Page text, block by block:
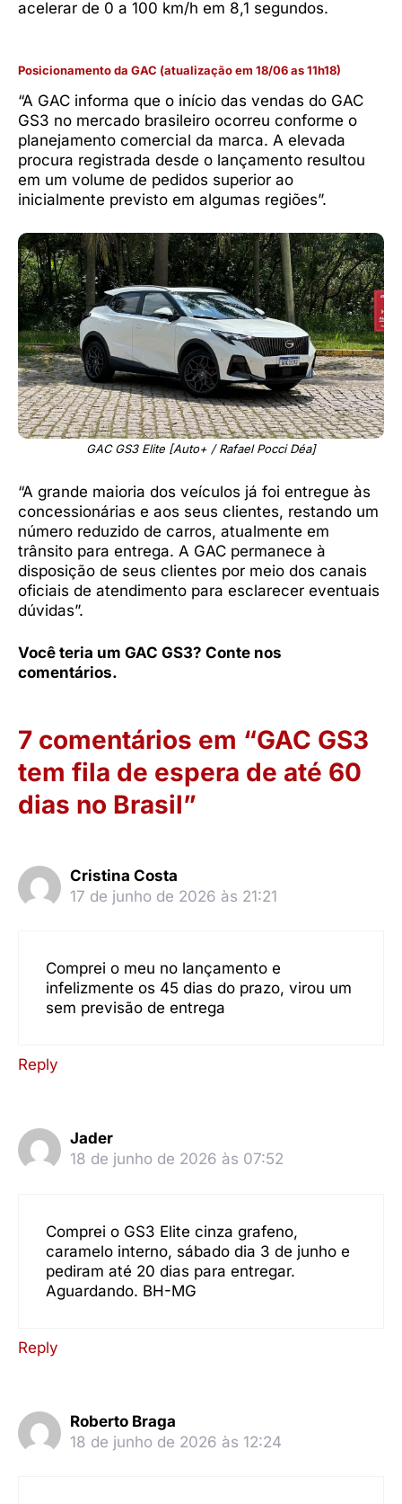
acelerar de 0 a 100 km/h em 8,1 segundos.
Posicionamento da GAC (atualização em 18/06 as 11h18)
“A GAC informa que o início das vendas do GAC
GS3 no mercado brasileiro ocorreu conforme o
planejamento comercial da marca. A elevada
procura registrada desde o lançamento resultou
em um volume de pedidos superior ao
inicialmente previsto em algumas regiões”.
GAC GS3 Elite [Auto+ / Rafael Pocci Déa]
“A grande maioria dos veículos já foi entregue às
concessionárias e aos seus clientes, restando um
número reduzido de carros, atualmente em
trânsito para entrega. A GAC permanece à
disposição de seus clientes por meio dos canais
oficiais de atendimento para esclarecer eventuais
dúvidas”.
Você teria um GAC GS3? Conte nos
comentários.
7 comentários em “GAC GS3
tem fila de espera de até 60
dias no Brasil”
Cristina Costa
17 de junho de 2026 às 21:21
Comprei o meu no lançamento e
infelizmente os 45 dias do prazo, virou um
sem previsão de entrega
Reply
Jader
18 de junho de 2026 às 07:52
Comprei o GS3 Elite cinza grafeno,
caramelo interno, sábado dia 3 de junho e
pediram até 20 dias para entregar.
Aguardando. BH-MG
Reply
Roberto Braga
18 de junho de 2026 às 12:24